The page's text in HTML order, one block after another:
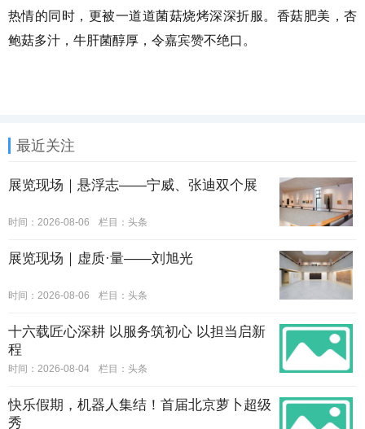
热情的同时，更被一道道菌菇烧烤深深折服。香菇肥美，杏
鲍菇多汁，牛肝菌醇厚，令嘉宾赞不绝口。
最近关注
展览现场｜悬浮志——宁威、张迪双个展
时间：2026-08-06 栏目： 头条
展览现场｜虚质·量——刘旭光
时间：2026-08-06 栏目： 头条
十六载匠心深耕 以服务筑初心 以担当启新
程
时间：2026-08-04 栏目： 头条
快乐假期，机器人集结！首届北京萝卜超级
秀